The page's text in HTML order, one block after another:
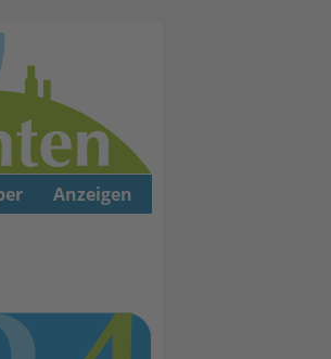
Anzeigen